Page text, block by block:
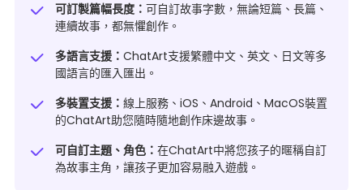
可訂製篇幅長度： 可自訂故事字數，無論短篇、長篇、
連續故事，都無懼創作。
多語言支援： ChatArt支援繁體中文、英文、日文等多
國語言的匯入匯出。
多裝置支援： 線上服務、iOS、Android、MacOS裝置
的ChatArt助您隨時隨地創作床邊故事。
可自訂主題、角色： 在ChatArt中將您孩子的暱稱自訂
為故事主角，讓孩子更加容易融入遊戲。